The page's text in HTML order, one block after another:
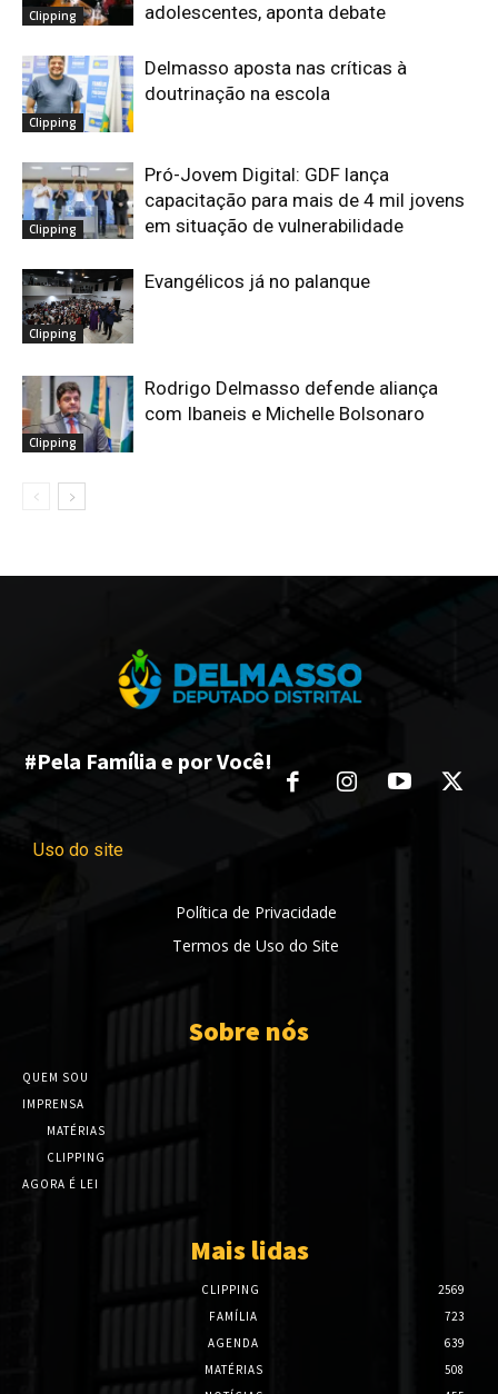
Clipping
adolescentes, aponta debate
Clipping
Delmasso aposta nas críticas à
doutrinação na escola
Clipping
Pró-Jovem Digital: GDF lança
capacitação para mais de 4 mil jovens
em situação de vulnerabilidade
Clipping
Evangélicos já no palanque
Clipping
Rodrigo Delmasso defende aliança
com Ibaneis e Michelle Bolsonaro
#Pela Família e por Você!
Uso do site
Política de Privacidade
Termos de Uso do Site
Sobre nós
QUEM SOU
IMPRENSA
MATÉRIAS
CLIPPING
AGORA É LEI
Mais lidas
CLIPPING
2569
FAMÍLIA
723
AGENDA
639
MATÉRIAS
508